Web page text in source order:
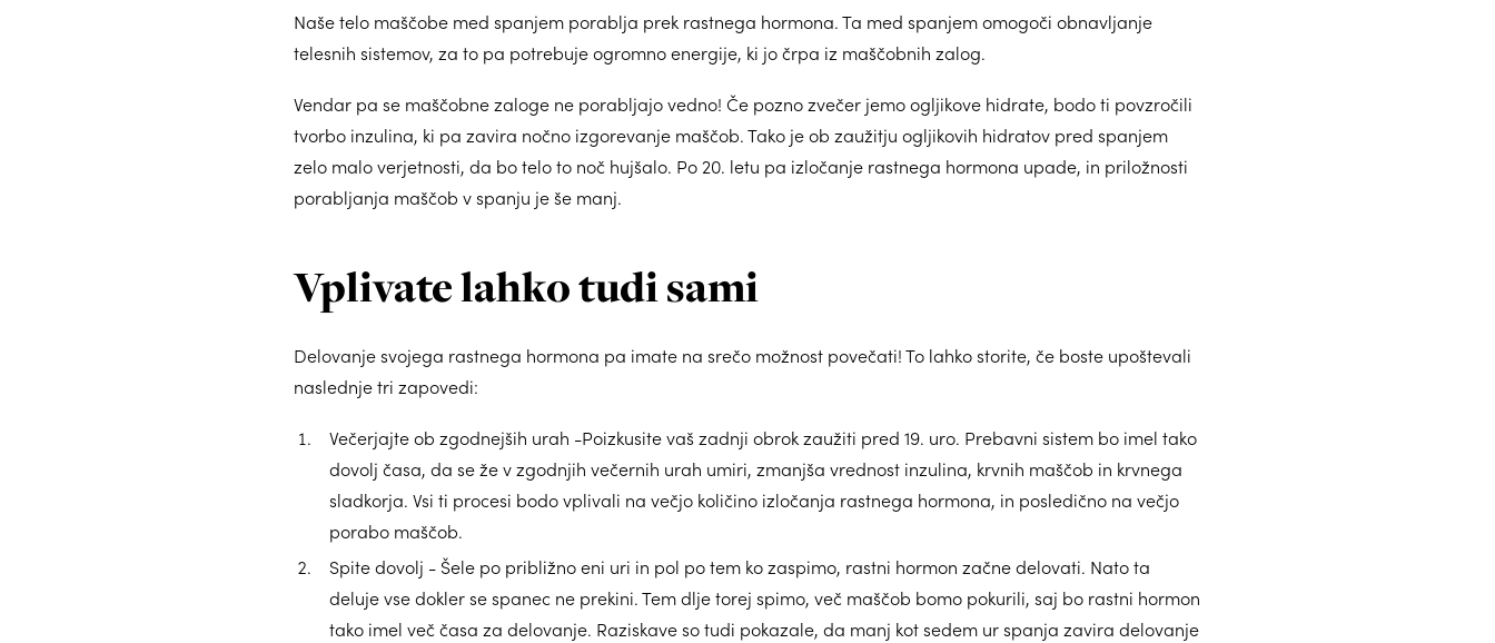
Naše telo maščobe med spanjem porablja prek rastnega hormona. Ta med spanjem omogoči obnavljanje
telesnih sistemov, za to pa potrebuje ogromno energije, ki jo črpa iz maščobnih zalog.
Vendar pa se maščobne zaloge ne porabljajo vedno! Če pozno zvečer jemo ogljikove hidrate, bodo ti povzročili
tvorbo inzulina, ki pa zavira nočno izgorevanje maščob. Tako je ob zaužitju ogljikovih hidratov pred spanjem
zelo malo verjetnosti, da bo telo to noč hujšalo. Po 20. letu pa izločanje rastnega hormona upade, in priložnosti
porabljanja maščob v spanju je še manj.
Vplivate lahko tudi sami
Delovanje svojega rastnega hormona pa imate na srečo možnost povečati! To lahko storite, če boste upoštevali
naslednje tri zapovedi:
Večerjajte ob zgodnejših urah -Poizkusite vaš zadnji obrok zaužiti pred 19. uro. Prebavni sistem bo imel tako
dovolj časa, da se že v zgodnjih večernih urah umiri, zmanjša vrednost inzulina, krvnih maščob in krvnega
sladkorja. Vsi ti procesi bodo vplivali na večjo količino izločanja rastnega hormona, in posledično na večjo
porabo maščob.
Spite dovolj - Šele po približno eni uri in pol po tem ko zaspimo, rastni hormon začne delovati. Nato ta
deluje vse dokler se spanec ne prekini. Tem dlje torej spimo, več maščob bomo pokurili, saj bo rastni hormon
tako imel več časa za delovanje. Raziskave so tudi pokazale, da manj kot sedem ur spanja zavira delovanje